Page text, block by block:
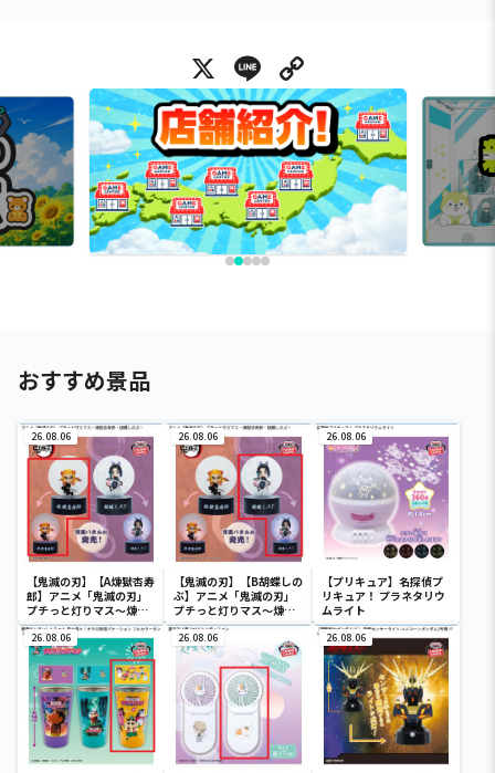
X Line
おすすめ景品
26.08.06
【鬼滅の刃】【A煉獄杏寿
郎】アニメ「鬼滅の刃」
プチっと灯りマス～煉獄
杏寿郎・胡蝶しのぶ～
26.08.06
【鬼滅の刃】【B胡蝶しの
ぶ】アニメ「鬼滅の刃」
プチっと灯りマス～煉獄
杏寿郎・胡蝶しのぶ～
26.08.06
【プリキュア】名探偵プ
リキュア！ プラネタリウ
ムライト
26.08.06 26.08.06 26.08.06